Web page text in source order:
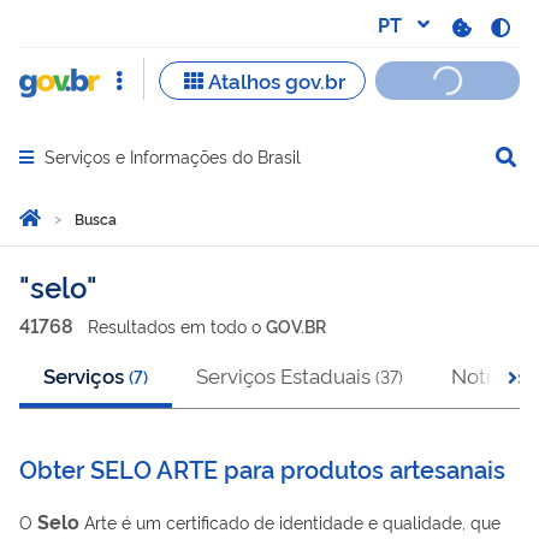
Abrir menu principal de navegação
Serviços e Informações do Brasil
Você está aqui:
Página Inicial
Busca
Busca
selo
41768 Resultados em todo o GOV.BR
Serviços (7) Serviços Estaduais (37) Notícias
Obter SELO ARTE para produtos artesanais
O Selo Arte é um certificado de identidade e qualidade, que